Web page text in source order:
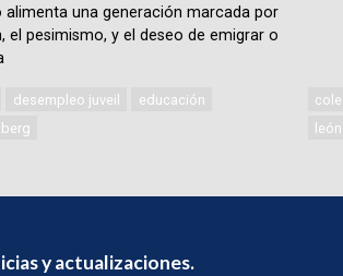
alimenta una generación marcada por
el pesimismo, y el deseo de emigrar o
desempleo juveil
educación
y actualizaciones.